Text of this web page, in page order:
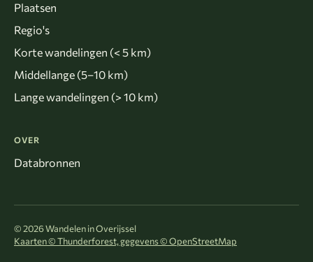
Plaatsen
Regio's
Korte wandelingen (< 5 km)
Middellange (5–10 km)
Lange wandelingen (> 10 km)
OVER
Databronnen
© 2026 Wandelen in Overijssel
Kaarten © Thunderforest, gegevens © OpenStreetMap